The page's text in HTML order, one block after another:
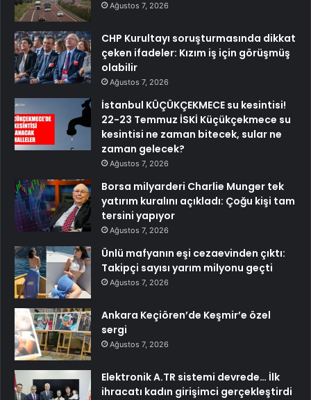
Ağustos 7, 2026
CHP Kurultayı soruşturmasında dikkat
çeken ifadeler: Kızım iş için görüşmüş
olabilir
Ağustos 7, 2026
İstanbul KÜÇÜKÇEKMECE su kesintisi!
22-23 Temmuz İSKİ Küçükçekmece su
kesintisi ne zaman bitecek, sular ne
zaman gelecek?
Ağustos 7, 2026
Borsa milyarderi Charlie Munger tek
yatırım kuralını açıkladı: Çoğu kişi tam
tersini yapıyor
Ağustos 7, 2026
Ünlü mafyanın eşi cezaevinden çıktı:
Takipçi sayısı yarım milyonu geçti
Ağustos 7, 2026
Ankara Keçiören’de Keşmir’e özel
sergi
Ağustos 7, 2026
Elektronik A.TR sistemi devrede… İlk
ihracatı kadın girişimci gerçekleştirdi